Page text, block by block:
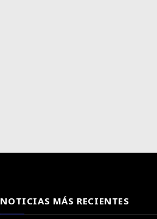
NOTICIAS MÁS RECIENTES